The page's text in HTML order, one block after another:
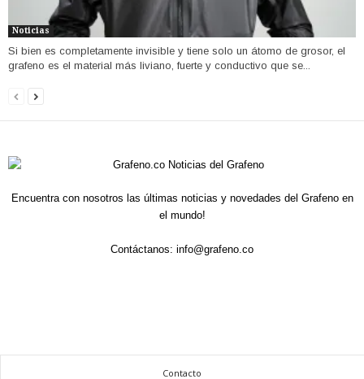
Noticias
Si bien es completamente invisible y tiene solo un átomo de grosor, el
grafeno es el material más liviano, fuerte y conductivo que se...
Encuentra con nosotros las últimas noticias y novedades del Grafeno en
el mundo!
Contáctanos: info@grafeno.co
Contacto